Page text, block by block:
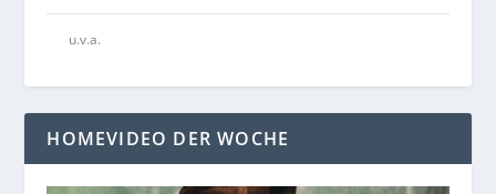
u.v.a.
HOMEVIDEO DER WOCHE